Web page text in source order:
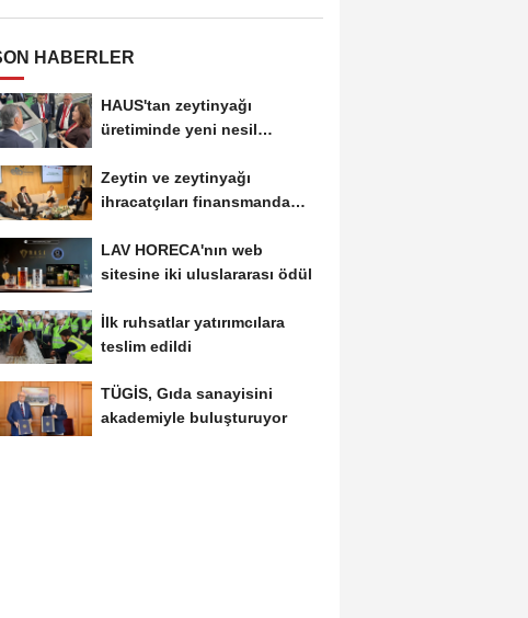
HABERLER
HAUS'tan zeytinyağı
üretiminde yeni nesil
Zeytin ve zeytinyağı
ihracatçıları finansmanda
LAV HORECA'nın web
sitesine iki uluslararası ödül
İlk ruhsatlar yatırımcılara
teslim edildi
TÜGİS, Gıda sanayisini
akademiyle buluşturuyor